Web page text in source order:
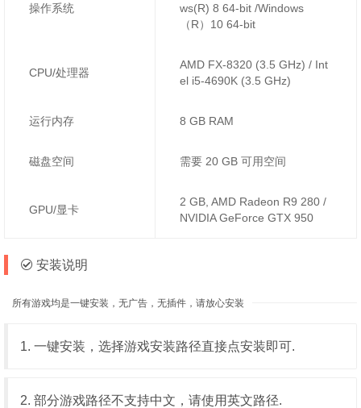
操作系统
ws(R) 8 64-bit /Windows
（R）10 64-bit
CPU/处理器
AMD FX-8320 (3.5 GHz) / Int
el i5-4690K (3.5 GHz)
运行内存 8 GB RAM
磁盘空间 需要 20 GB 可用空间
GPU/显卡
2 GB, AMD Radeon R9 280 /
NVIDIA GeForce GTX 950
安装说明
所有游戏均是一键安装，无广告，无插件，请放心安装
1. 一键安装，选择游戏安装路径直接点安装即可.
2. 部分游戏路径不支持中文，请使用英文路径.